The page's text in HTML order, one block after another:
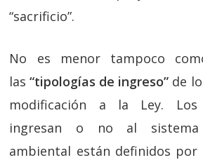
“sacrificio”.
No es menor tampoco
las“tipologías de ingreso” de
modificación a la Ley.
ingresan o no al sistema
ambiental están definidos